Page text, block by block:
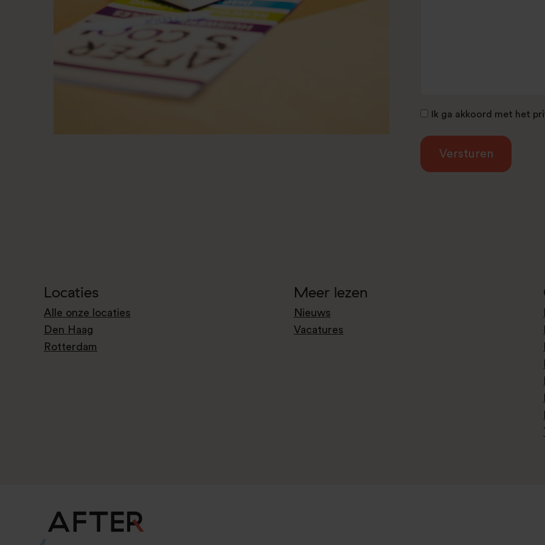
Toestemming
Ik ga akkoord met het
Locaties
Alle onze locaties
Den Haag
Rotterdam
Meer lezen
Nieuws
Vacatures